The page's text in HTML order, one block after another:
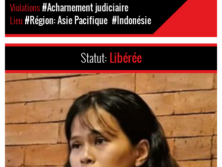
Violations#Acharnement judiciaire
Lieu#Région: Asie Pacifique #Indonésie
Statut: Libérée